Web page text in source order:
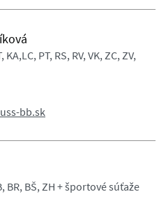
PT, RS, RV, VK, ZC, ZV,
bb.sk
BŠ, ZH + športové súťaže